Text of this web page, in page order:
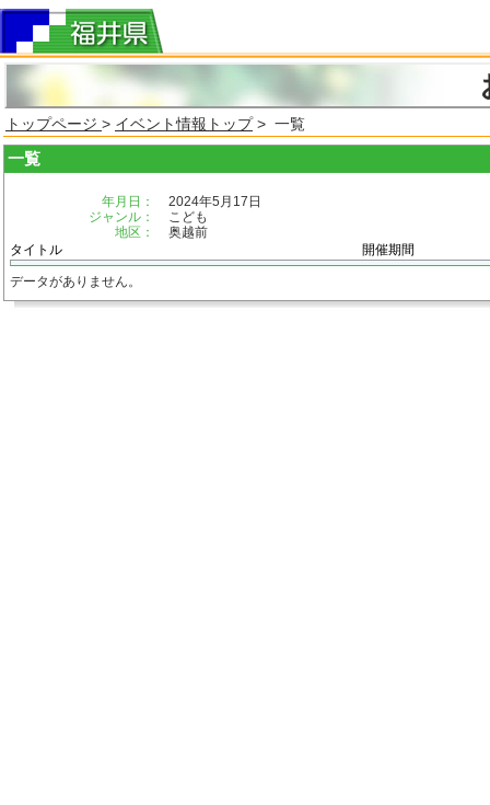
トップページ > イベント情報トップ> 一覧
一覧
年月日：
2024年5月17日
ジャンル：
こども
地区：
奥越前
タイトル
開催期間
データがありません。